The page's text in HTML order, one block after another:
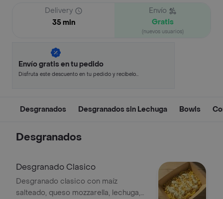
Delivery
35 min
Envío
Gratis
(nuevos usuarios)
Envío gratis en tu pedido
Disfruta este descuento en tu pedido y recíbelo
Desgranados Desgranados sin Lechuga Bowls
Desgranados
Desgranado Clasico
Desgranado clasico con maíz
salteado, queso mozzarella, lechuga,